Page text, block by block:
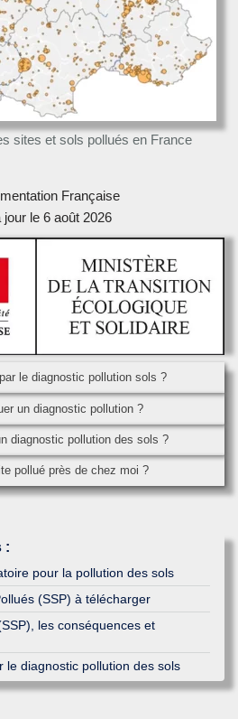
sites et sols pollués en France
Française
jour le 6 août 2026
le diagnostic pollution sols ?
un diagnostic pollution ?
diagnostic pollution des sols ?
pollué près de chez moi ?
:
pour la pollution des sols
(SSP) à télécharger
les conséquences et
le diagnostic pollution des sols